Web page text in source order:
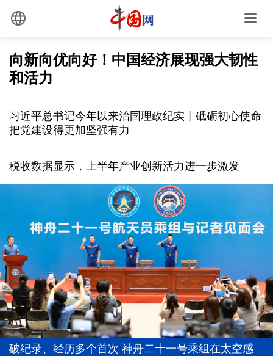
向新向优向好！中国经济展现强大韧性
和活力
习近平总书记今年以来治国理政纪实丨砥砺初心使命
把党建设得更加坚强有力
税收数据显示，上半年产业创新活力进一步激发
破纪录、经历多个首次 神舟二十一号乘组在太空感